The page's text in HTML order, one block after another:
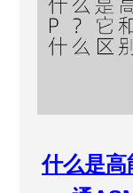
什么是高